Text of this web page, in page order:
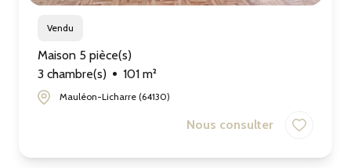
Vendu
Maison 5 pièce(s)
3 chambre(s)
101 m²
Mauléon-Licharre (64130)
Nous consulter